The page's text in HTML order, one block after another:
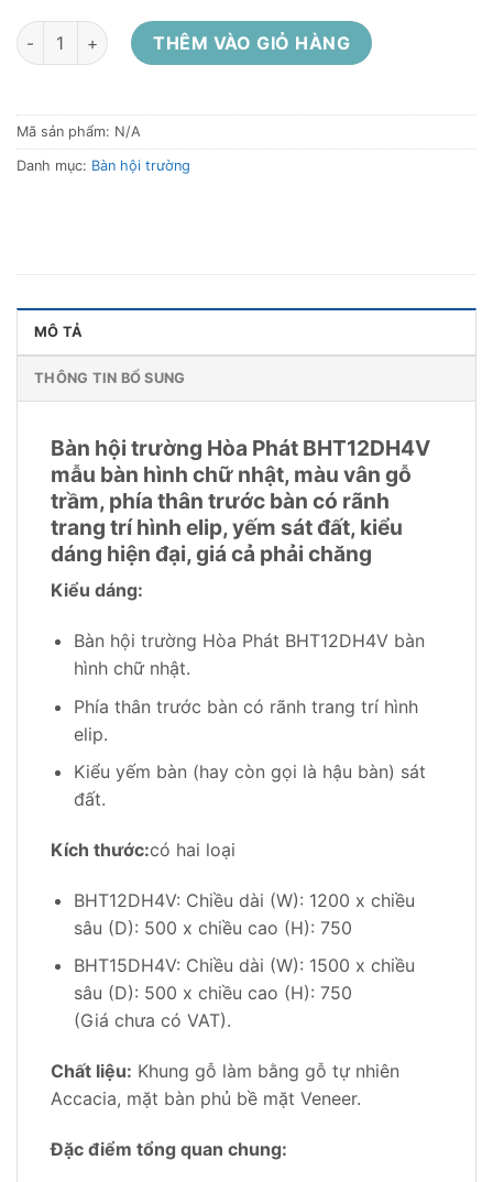
Bàn hội trường Hòa Phát BHT12DH4V (Gỗ tự nhiên - veneer)
THÊM VÀO GIỎ HÀNG
Mã sản phẩm: N/A
Danh mục: Bàn hội trường
MÔ TẢ
THÔNG TIN BỔ SUNG
Bàn hội trường Hòa Phát BHT12DH4V
mẫu bàn hình chữ nhật, màu vân gỗ
trầm, phía thân trước bàn có rãnh
trang trí hình elip, yếm sát đất, kiểu
dáng hiện đại, giá cả phải chăng
Kiểu dáng:
Bàn hội trường Hòa Phát BHT12DH4V bàn
hình chữ nhật.
Phía thân trước bàn có rãnh trang trí hình
elip.
Kiểu yếm bàn (hay còn gọi là hậu bàn) sát
đất.
Kích thước:có hai loại
BHT12DH4V: Chiều dài (W): 1200 x chiều
sâu (D): 500 x chiều cao (H): 750
BHT15DH4V: Chiều dài (W): 1500 x chiều
sâu (D): 500 x chiều cao (H): 750
(Giá chưa có VAT).
Chất liệu: Khung gỗ làm bằng gỗ tự nhiên
Accacia, mặt bàn phủ bề mặt Veneer.
Đặc điểm tổng quan chung: